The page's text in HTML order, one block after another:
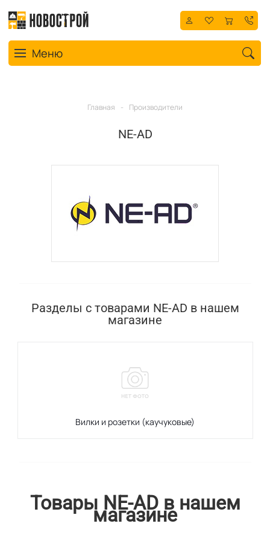
Toggle navigation
Меню
Главная - Производители
NE-AD
Разделы с товарами NE-AD в нашем
магазине
Вилки и розетки (каучуковые)
Товары NE-AD в нашем
магазине